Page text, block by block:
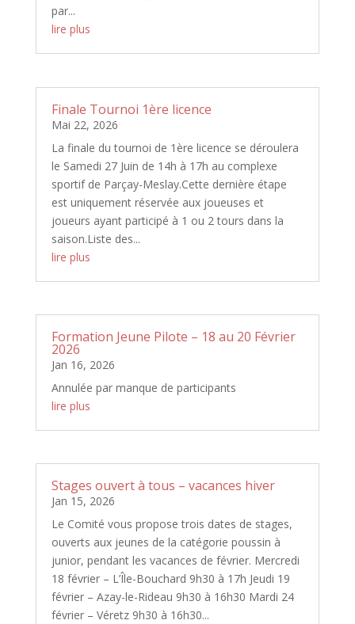
par...
lire plus
Finale Tournoi 1ère licence
Mai 22, 2026
La finale du tournoi de 1ère licence se déroulera
le Samedi 27 Juin de 14h à 17h au complexe
sportif de Parçay-Meslay.Cette dernière étape
est uniquement réservée aux joueuses et
joueurs ayant participé à 1 ou 2 tours dans la
saison.Liste des...
lire plus
Formation Jeune Pilote – 18 au 20 Février
2026
Jan 16, 2026
Annulée par manque de participants
lire plus
Stages ouvert à tous – vacances hiver
Jan 15, 2026
Le Comité vous propose trois dates de stages,
ouverts aux jeunes de la catégorie poussin à
junior, pendant les vacances de février. Mercredi
18 février – L’Île-Bouchard 9h30 à 17h Jeudi 19
février – Azay-le-Rideau 9h30 à 16h30 Mardi 24
février – Véretz 9h30 à 16h30...